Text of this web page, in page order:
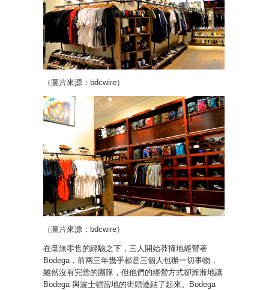
（圖片來源：bdcwire）
（圖片來源：bdcwire）
在毫無零售的經驗之下，三人開始莽撞地經營著
Bodega，前兩三年幾乎都是三個人包辦一切事物，
雖然沒有完善的團隊，但他們的經營方式卻漸漸地讓
Bodega 與波士頓當地的街頭連結了起來。Bodega